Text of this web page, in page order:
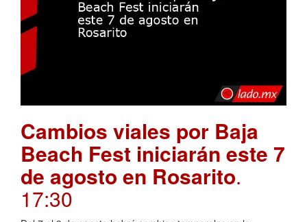
Cambios viales por Baja
Beach Fest iniciarán este 7
de agosto en Rosarito.
17:30